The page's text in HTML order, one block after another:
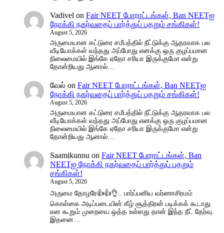
Vadivel on Fair NEET போராட்டங்கள், Ban NEETஐ
நோக்கி நகர்வதைப் பார்த்துப் பதறும் சங்கிகள்!
August 5, 2026
அருமையான கட்டுரை சமீபத்தில் நீட்டுக்கு ஆதரவாக பல
வீடியோக்கள் வந்தது அப்போது எனக்கு ஒரு குழப்பமான
நிலைமையில் இங்கே ஏதோ சரியா இருக்குமோ என்று
தோன்றியது ஆனால்…
வேல் on Fair NEET போராட்டங்கள், Ban NEETஐ
நோக்கி நகர்வதைப் பார்த்துப் பதறும் சங்கிகள்!
August 5, 2026
அருமையான கட்டுரை சமீபத்தில் நீட்டுக்கு ஆதரவாக பல
வீடியோக்கள் வந்தது அப்போது எனக்கு ஒரு குழப்பமான
நிலைமையில் இங்கே ஏதோ சரியா இருக்குமோ என்று
தோன்றியது ஆனால்…
Saamikunnu on Fair NEET போராட்டங்கள், Ban
NEETஐ நோக்கி நகர்வதைப் பார்த்துப் பதறும்
சங்கிகள்!
August 5, 2026
அருமை தோழரே👍👍👌.. பார்ப்பனிய வர்ணாசிரமம்
கொள்கை அடிப்படையின் கீழ் சூத்திரன் படிக்கக் கூடாது
என கூறும் முறையை ஒத்த உள்ளது தான் இந்த நீட் தேர்வு.
இதனை…